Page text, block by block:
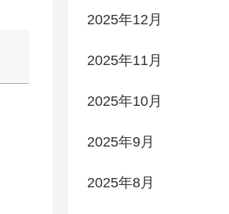
2025年12月
2025年11月
2025年10月
2025年9月
2025年8月